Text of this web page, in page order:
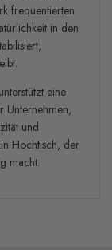
frequentierten
in den
eine
Unternehmen,
und
Hochtisch, der
macht.